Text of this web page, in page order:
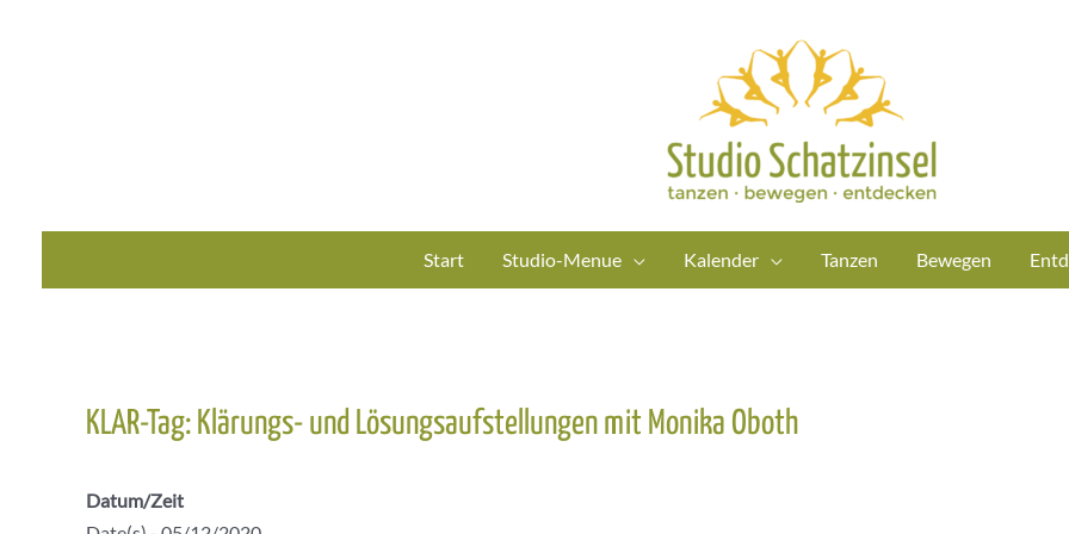
Start Studio-Menue Kalender Tanzen Bewegen
KLAR-Tag: Klärungs- und Lösungsaufstellungen mit Monika Oboth
Datum/Zeit